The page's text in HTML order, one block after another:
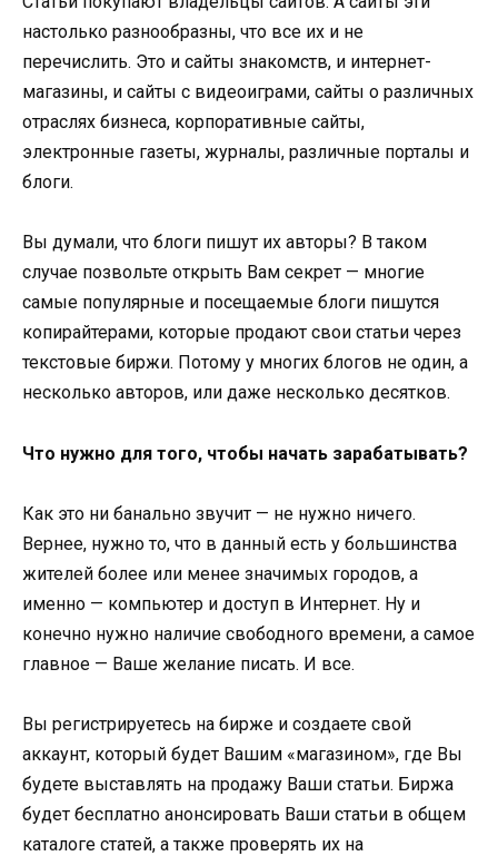
настолько разнообразны, что все их и не
перечислить. Это и сайты знакомств, и интернет-
магазины, и сайты с видеоиграми, сайты о различных
отраслях бизнеса, корпоративные сайты,
электронные газеты, журналы, различные порталы и
блоги.
Вы думали, что блоги пишут их авторы? В таком
случае позвольте открыть Вам секрет — многие
самые популярные и посещаемые блоги пишутся
копирайтерами, которые продают свои статьи через
текстовые биржи. Потому у многих блогов не один, а
несколько авторов, или даже несколько десятков.
Что нужно для того, чтобы начать зарабатывать?
Как это ни банально звучит — не нужно ничего.
Вернее, нужно то, что в данный есть у большинства
жителей более или менее значимых городов, а
именно — компьютер и доступ в Интернет. Ну и
конечно нужно наличие свободного времени, а самое
главное — Ваше желание писать. И все.
Вы регистрируетесь на бирже и создаете свой
аккаунт, который будет Вашим «магазином», где Вы
будете выставлять на продажу Ваши статьи. Биржа
будет бесплатно анонсировать Ваши статьи в общем
каталоге статей, а также проверять их на